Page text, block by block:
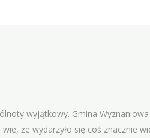
wyjątkowy. Gmina
że wydarzyło się coś znacznie